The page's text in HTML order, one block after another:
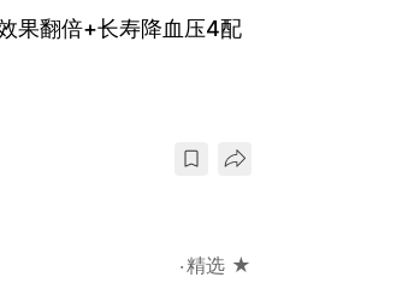
果翻倍+长寿降血压4配
精选 ★